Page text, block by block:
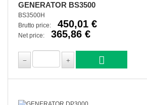
GENERATOR BS3500
BS3500H
Brutto price:
450,01 €
Net price: 365,86 €